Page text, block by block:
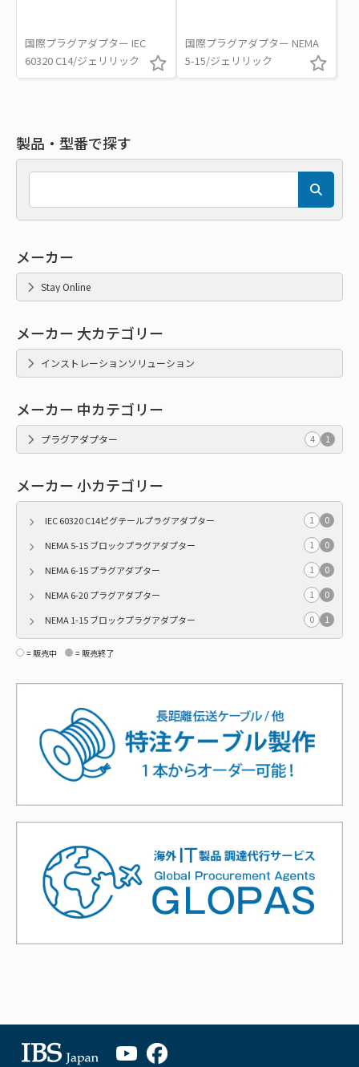
国際プラグアダプター IEC
60320 C14/ジェリリック
国際プラグアダプター NEMA
5-15/ジェリリック
製品・型番で探す
メーカー
Stay Online
メーカー 大カテゴリー
インストレーションソリューション
メーカー 中カテゴリー
プラグアダプター 4 1
メーカー 小カテゴリー
IEC 60320 C14ピグテールプラグアダプター 1
0
NEMA 5-15 ブロックプラグアダプター
1
0
NEMA 6-15 プラグアダプター
1
0
NEMA 6-20 プラグアダプター
1
0
NEMA 1-15 ブロックプラグアダプター
0 1
= 販売中 = 販売終了